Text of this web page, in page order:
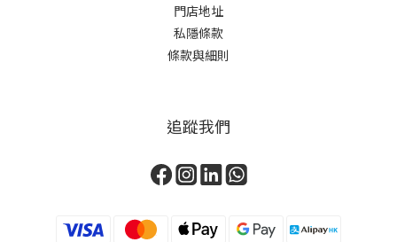
門店地址
私隱條款
條款與細則
追蹤我們